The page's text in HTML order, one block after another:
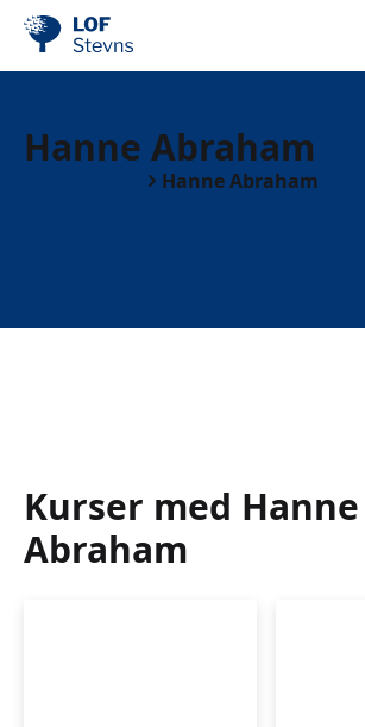
Hanne Abraham
Hanne Abraham
Kurser med Hanne
Abraham